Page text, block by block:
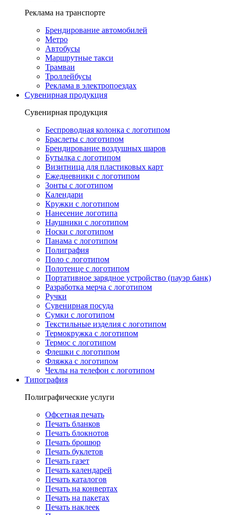
Реклама на транспорте
Брендирование автомобилей
Метро
Автобусы
Маршрутные такси
Трамваи
Троллейбусы
Реклама в электропоездах
Сувенирная продукция
Сувенирная продукция
Беспроводная колонка с логотипом
Браслеты с логотипом
Брендирование воздушных шаров
Бутылка с логотипом
Визитница для пластиковых карт
Ежедневники с логотипом
Зонты с логотипом
Календари
Кружки с логотипом
Нанесение логотипа
Наушники с логотипом
Носки с логотипом
Панама с логотипом
Полиграфия
Поло с логотипом
Полотенце с логотипом
Портативное зарядное устройство (пауэр банк)
Разработка мерча с логотипом
Ручки
Сувенирная посуда
Сумки с логотипом
Текстильные изделия с логотипом
Термокружка с логотипом
Термос с логотипом
Флешки с логотипом
Фляжка с логотипом
Чехлы на телефон с логотипом
Типография
Полиграфические услуги
Офсетная печать
Печать бланков
Печать блокнотов
Печать брошюр
Печать буклетов
Печать газет
Печать календарей
Печать каталогов
Печать на конвертах
Печать на пакетах
Печать наклеек